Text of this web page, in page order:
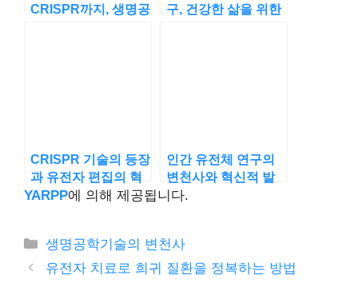
CRISPR까지, 생명공
구, 건강한 삶을 위한
CRISPR 기술의 등장
과 유전자 편집의 혁
신
인간 유전체 연구의
변천사와 혁신적 발
견
YARPP에 의해 제공됩니다.
카
테
생명공학기술의 변천사
유전자 치료로 희귀 질환을 정복하는 방법